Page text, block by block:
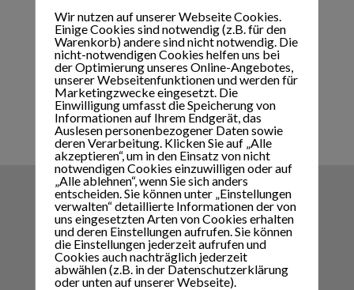
MVZ Kaltenbach
Dorfplatz 3, A-6272 Kaltenbach
T: +43 (0)5283 – 2858, Fax: DW - 58
Mail:office@medvz.at
Wir nutzen auf unserer Webseite Cookies.
Einige Cookies sind notwendig (z.B. für den
Warenkorb) andere sind nicht notwendig. Die
nicht-notwendigen Cookies helfen uns bei
der Optimierung unseres Online-Angebotes,
unserer Webseitenfunktionen und werden für
Marketingzwecke eingesetzt. Die
Einwilligung umfasst die Speicherung von
Informationen auf Ihrem Endgerät, das
Auslesen personenbezogener Daten sowie
deren Verarbeitung. Klicken Sie auf „Alle
akzeptieren“, um in den Einsatz von nicht
notwendigen Cookies einzuwilligen oder auf
„Alle ablehnen“, wenn Sie sich anders
entscheiden. Sie können unter „Einstellungen
verwalten“ detaillierte Informationen der von
uns eingesetzten Arten von Cookies erhalten
und deren Einstellungen aufrufen. Sie können
die Einstellungen jederzeit aufrufen und
Cookies auch nachträglich jederzeit
abwählen (z.B. in der Datenschutzerklärung
oder unten auf unserer Webseite).